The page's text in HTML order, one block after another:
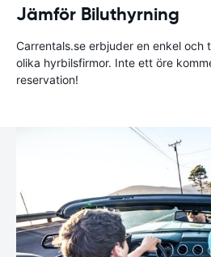
Jämför Biluthyrning
Carrentals.se erbjuder en enkel och
olika hyrbilsfirmor. Inte ett öre
reservation!